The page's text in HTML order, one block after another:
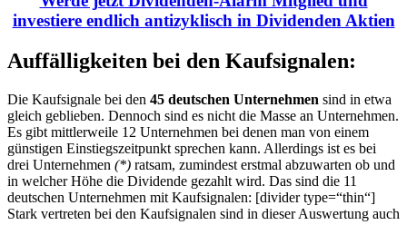
investiere endlich antizyklisch in Dividenden Aktien
Auffälligkeiten bei den Kaufsignalen:
Die Kaufsignale bei den 45 deutschen Unternehmen sind in etwa
gleich geblieben. Dennoch sind es nicht die Masse an Unternehmen.
Es gibt mittlerweile 12 Unternehmen bei denen man von einem
günstigen Einstiegszeitpunkt sprechen kann. Allerdings ist es bei
drei Unternehmen (*) ratsam, zumindest erstmal abzuwarten ob und
in welcher Höhe die Dividende gezahlt wird. Das sind die 11
deutschen Unternehmen mit Kaufsignalen: [divider type=“thin“]
Stark vertreten bei den Kaufsignalen sind in dieser Auswertung auch